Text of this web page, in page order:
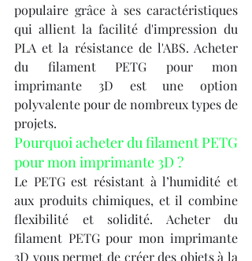
populaire grâce à ses caractéristiques
qui allient la facilité d'impression du
PLA et la résistance de l'ABS. Acheter
du filament PETG pour mon
imprimante 3D est une option
polyvalente pour de nombreux types de
projets.
Pourquoi acheter du filament PETG
pour mon imprimante 3D ?
Le PETG est résistant à l’humidité et
aux produits chimiques, et il combine
flexibilité et solidité. Acheter du
filament PETG pour mon imprimante
3D vous permet de créer des objets à la